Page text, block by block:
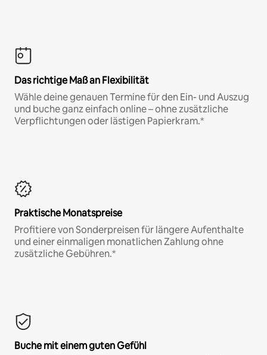
Das richtige Maß an Flexibilität
Wähle deine genauen Termine für den Ein- und Auszug
und buche ganz einfach online – ohne zusätzliche
Verpflichtungen oder lästigen Papierkram.*
Praktische Monatspreise
Profitiere von Sonderpreisen für längere Aufenthalte
und einer einmaligen monatlichen Zahlung ohne
zusätzliche Gebühren.*
Buche mit einem guten Gefühl